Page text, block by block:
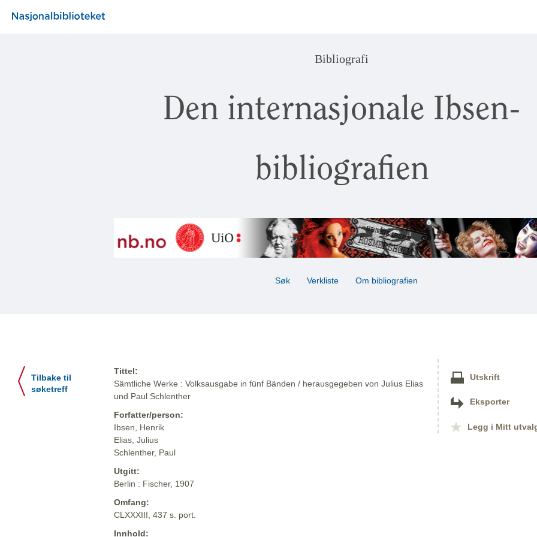
Bibliografi
Den internasjonale Ibsen-
bibliografien
Søk Verkliste Om bibliografien
Tilbake til
søketreff
Tittel:
Sämtliche Werke : Volksausgabe in fünf Bänden / herausgegeben von Julius Elias
und Paul Schlenther
Forfatter/person:
Ibsen, Henrik
Elias, Julius
Schlenther, Paul
Utgitt:
Berlin : Fischer, 1907
Omfang:
CLXXXIII, 437 s. port.
Innhold:
Utskrift
Eksporter
Legg i Mitt